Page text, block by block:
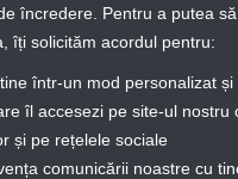
încredere. Pentru a putea
îți solicităm acordul pentru:
într-un mod personalizat și
îl accesezi pe site-ul nostru
și pe rețelele sociale
comunicării noastre cu